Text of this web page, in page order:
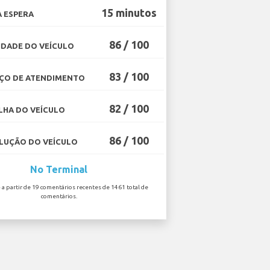
ESPERA 15 minutos
DO VEÍCULO 86 / 100
DE ATENDIMENTO 83 / 100
DO VEÍCULO 82 / 100
DO VEÍCULO 86 / 100
No Terminal
a partir de 19 comentários recentes de 1461 total de
comentários.